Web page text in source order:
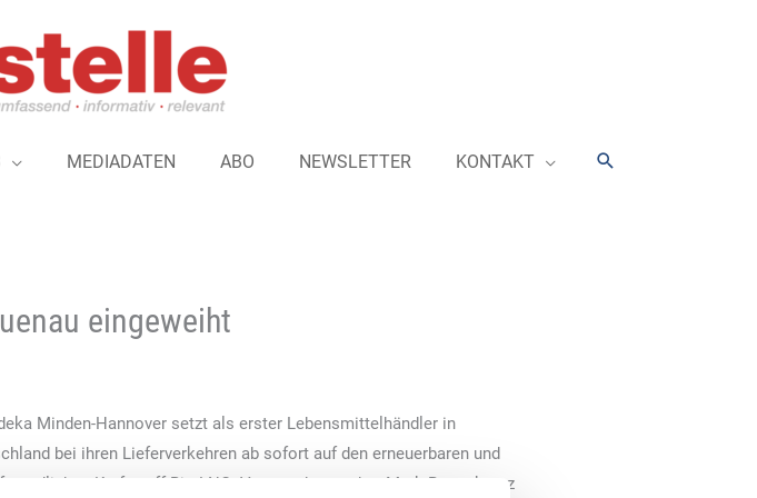
MEDIADATEN ABO NEWSLETTER KONTAKT Suchen
eingeweiht
Minden-Hannover setzt als erster Lebensmittelhändler in
bei ihren Lieferverkehren ab sofort auf den erneuerbaren und
Kraftstoff Bio-LNG. Vorstandssprecher Mark Rosenkranz